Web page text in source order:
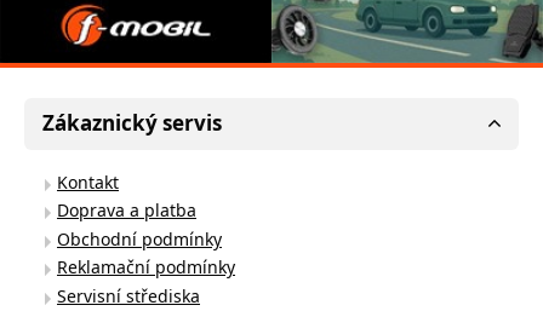
Zákaznický servis
Kontakt
Doprava a platba
Obchodní podmínky
Reklamační podmínky
Servisní střediska